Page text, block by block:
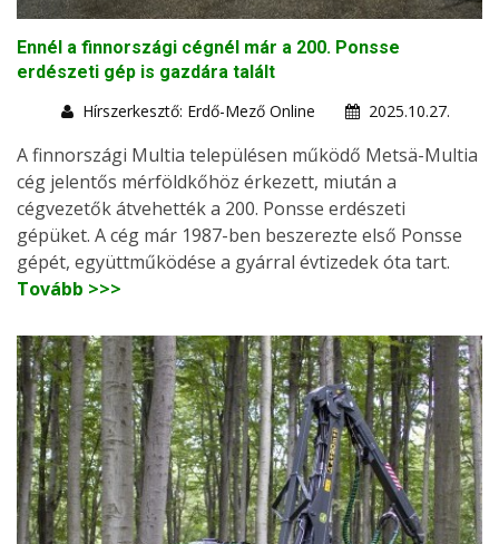
Ennél a finnországi cégnél már a 200. Ponsse
erdészeti gép is gazdára talált
Hírszerkesztő: Erdő-Mező Online
2025.10.27.
A finnországi Multia településen működő Metsä-Multia
cég jelentős mérföldkőhöz érkezett, miután a
cégvezetők átvehették a 200. Ponsse erdészeti
gépüket. A cég már 1987-ben beszerezte első Ponsse
gépét, együttműködése a gyárral évtizedek óta tart.
Tovább >>>